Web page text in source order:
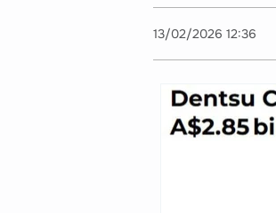
13/02/2026 12:36